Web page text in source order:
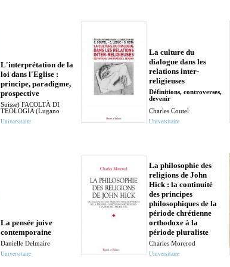
L'interprétation de la
loi dans l'Eglise :
principe, paradigme,
prospective
Suisse) FACOLTÀ DI
TEOLOGIA (Lugano
Universitaire
La culture du
dialogue dans les
relations inter-
religieuses
Définitions, controverses,
devenir
Charles Coutel
Universitaire
La pensée juive
contemporaine
Danielle Delmaire
Universitaire
La philosophie des
religions de John
Hick : la continuité
des principes
philosophiques de la
période chrétienne
orthodoxe à la
période pluraliste
Charles Morerod
Universitaire